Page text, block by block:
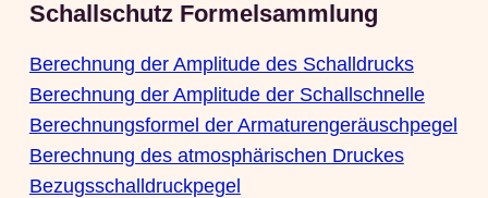
Schallschutz Formelsammlung
Berechnung der Amplitude des Schalldrucks
Berechnung der Amplitude der Schallschnelle
Berechnungsformel der Armaturengeräuschpegel
Berechnung des atmosphärischen Druckes
Bezugsschalldruckpegel